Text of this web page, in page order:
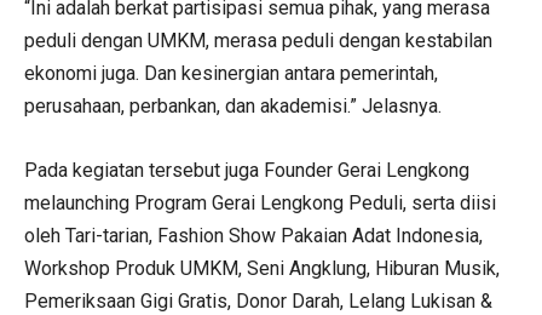
“Ini adalah berkat partisipasi semua pihak, yang merasa
peduli dengan UMKM, merasa peduli dengan kestabilan
ekonomi juga. Dan kesinergian antara pemerintah,
perusahaan, perbankan, dan akademisi.” Jelasnya.
Pada kegiatan tersebut juga Founder Gerai Lengkong
melaunching Program Gerai Lengkong Peduli, serta diisi
oleh Tari-tarian, Fashion Show Pakaian Adat Indonesia,
Workshop Produk UMKM, Seni Angklung, Hiburan Musik,
Pemeriksaan Gigi Gratis, Donor Darah, Lelang Lukisan &